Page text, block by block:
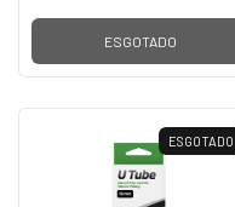
ESGOTADO
ESGOTADO